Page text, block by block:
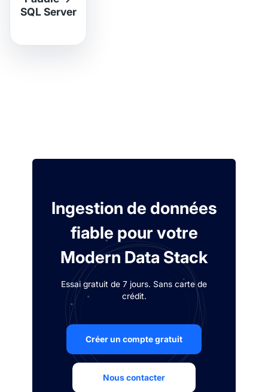
SQL Server
Ingestion de données
fiable pour votre
Modern Data Stack
Essai gratuit de 7 jours. Sans carte de
crédit.
Créer un compte gratuit
Nous contacter